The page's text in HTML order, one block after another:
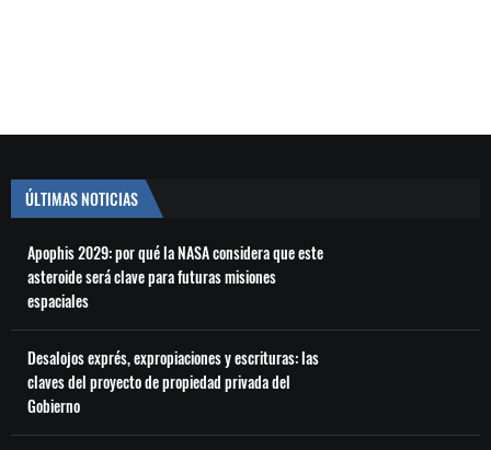
ÚLTIMAS NOTICIAS
Apophis 2029: por qué la NASA considera que este
asteroide será clave para futuras misiones
espaciales
Desalojos exprés, expropiaciones y escrituras: las
claves del proyecto de propiedad privada del
Gobierno